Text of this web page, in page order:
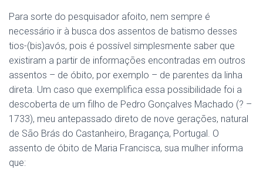
Para sorte do pesquisador afoito, nem sempre é
necessário ir à busca dos assentos de batismo desses
tios-(bis)avós, pois é possível simplesmente saber que
existiram a partir de informações encontradas em outros
assentos – de óbito, por exemplo – de parentes da linha
direta. Um caso que exemplifica essa possibilidade foi a
descoberta de um filho de Pedro Gonçalves Machado (? –
1733), meu antepassado direto de nove gerações, natural
de São Brás do Castanheiro, Bragança, Portugal. O
assento de óbito de Maria Francisca, sua mulher informa
que: